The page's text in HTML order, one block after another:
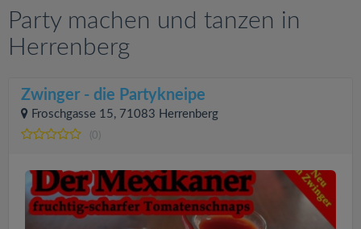
Party machen und tanzen in
Herrenberg
Zwinger - die Partykneipe
Froschgasse 15, 71083 Herrenberg
(0)